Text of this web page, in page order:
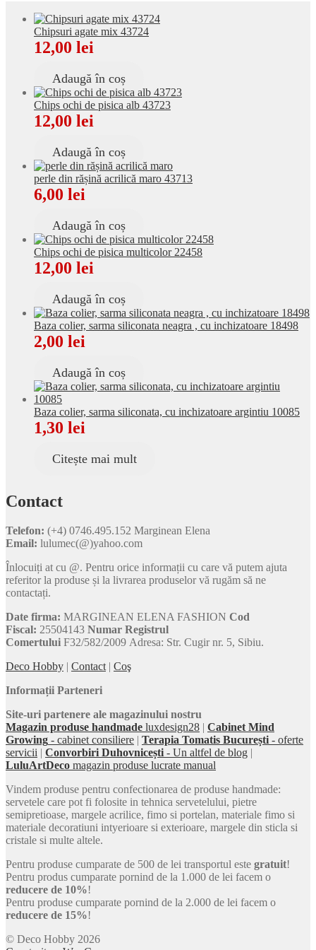
Chipsuri agate mix 43724
12,00 lei
Adaugă în coș
Chips ochi de pisica alb 43723
12,00 lei
Adaugă în coș
perle din rășină acrilică maro 43713
6,00 lei
Adaugă în coș
Chips ochi de pisica multicolor 22458
12,00 lei
Adaugă în coș
Baza colier, sarma siliconata neagra , cu inchizatoare 18498
2,00 lei
Adaugă în coș
Baza colier, sarma siliconata, cu inchizatoare argintiu 10085
1,30 lei
Citește mai mult
Contact
Telefon: (+4) 0746.495.152 Marginean Elena
Email: lulumec(@)yahoo.com
Înlocuiți at cu @. Pentru orice informații cu care vă putem ajuta
referitor la produse și la livrarea produselor vă rugăm să ne
contactați.
Date firma: MARGINEAN ELENA FASHION Cod
Fiscal: 25504143 Numar Registrul
Comertului F32/582/2009 Adresa: Str. Cugir nr. 5, Sibiu.
Deco Hobby | Contact| Coş
Informații Parteneri
Site-uri partenere ale magazinului nostru
Magazin produse handmade luxdesign28 | Cabinet Mind
Growing - cabinet consiliere | Terapia Tomatis București - oferte
servicii | Convorbiri Duhovnicești - Un altfel de blog |
LuluArtDeco magazin produse lucrate manual
Vindem produse pentru confectionarea de produse handmade:
servetele care pot fi folosite in tehnica servetelului, pietre
semipretioase, margele acrilice, fimo si portelan, materiale fimo si
materiale decoratiuni intyerioare si exterioare, margele din sticla si
cristale si multe altele.
Pentru produse cumparate de 500 de lei transportul este gratuit!
Pentru produs cumparate pornind de la 1.000 de lei facem o
reducere de 10%!
Pentru produse cumparate pornind de la 2.000 de lei facem o
reducere de 15%!
© Deco Hobby 2026